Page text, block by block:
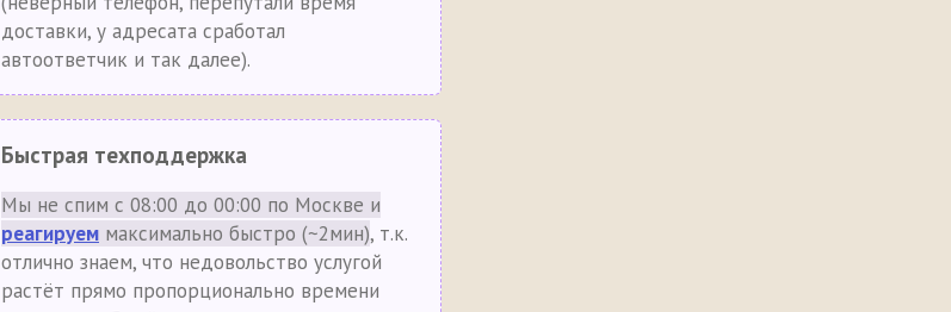
доставки, у адресата сработал
автоответчик и так далее).
Быстрая техподдержка
Мы не спим с 08:00 до 00:00 по Москве и
реагируем максимально быстро (~2мин), т.к.
отлично знаем, что недовольство услугой
растёт прямо пропорционально времени